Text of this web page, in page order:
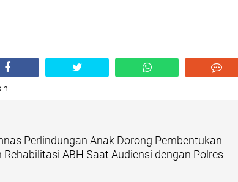
Perlindungan Anak Dorong Pembentukan
ABH Saat Audiensi dengan Polres